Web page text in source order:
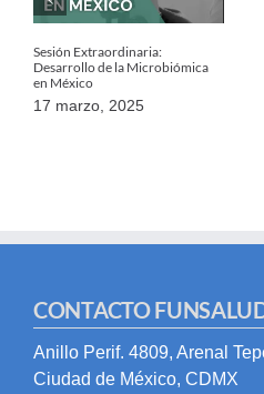
Sesión Extraordinaria:
Desarrollo de la Microbiómica
en México
17 marzo, 2025
CONTACTO
Anillo Perif. 4809, Arenal
Ciudad de México, CDMX